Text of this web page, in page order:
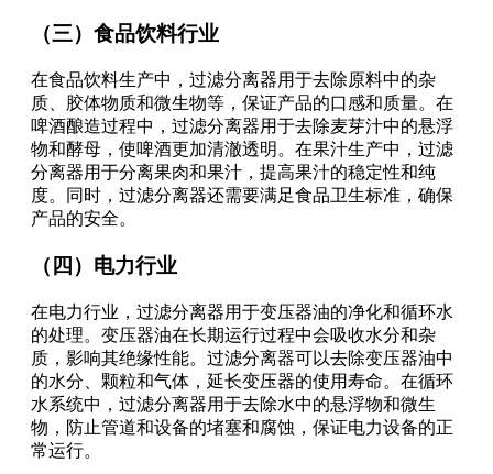
（三）食品饮料行业
在食品饮料生产中，过滤分离器用于去除原料中的杂
质、胶体物质和微生物等，保证产品的口感和质量。在
啤酒酿造过程中，过滤分离器用于去除麦芽汁中的悬浮
物和酵母，使啤酒更加清澈透明。在果汁生产中，过滤
分离器用于分离果肉和果汁，提高果汁的稳定性和纯
度。同时，过滤分离器还需要满足食品卫生标准，确保
产品的安全。
（四）电力行业
在电力行业，过滤分离器用于变压器油的净化和循环水
的处理。变压器油在长期运行过程中会吸收水分和杂
质，影响其绝缘性能。过滤分离器可以去除变压器油中
的水分、颗粒和气体，延长变压器的使用寿命。在循环
水系统中，过滤分离器用于去除水中的悬浮物和微生
物，防止管道和设备的堵塞和腐蚀，保证电力设备的正
常运行。